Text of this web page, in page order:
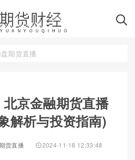
期货直播
京金融期货直播
解析与投资指南)
货直播 2024-11-18 12:33:48